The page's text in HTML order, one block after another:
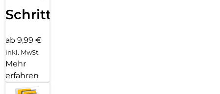
Schritten
ab 9,99 €
inkl. MwSt.
Mehr
erfahren